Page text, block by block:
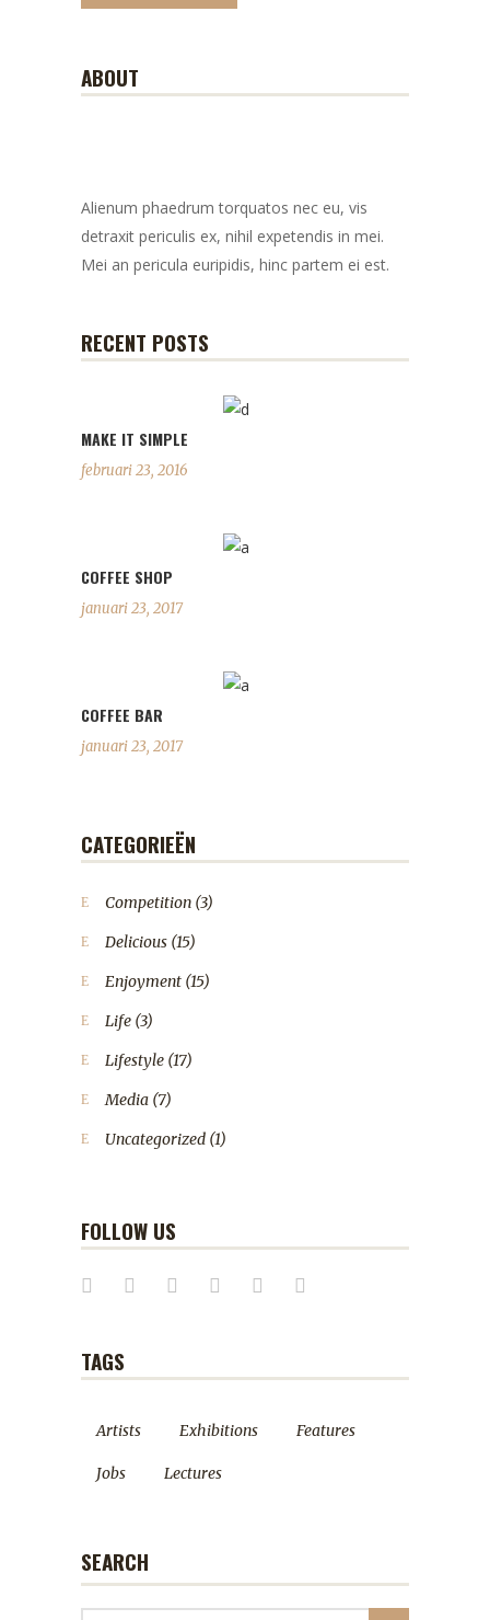
ABOUT
Alienum phaedrum torquatos nec eu, vis
detraxit periculis ex, nihil expetendis in mei.
Mei an pericula euripidis, hinc partem ei est.
RECENT POSTS
MAKE IT SIMPLE
februari 23, 2016
COFFEE SHOP
januari 23, 2017
COFFEE BAR
januari 23, 2017
CATEGORIEËN
Competition (3)
Delicious (15)
Enjoyment (15)
Life (3)
Lifestyle (17)
Media (7)
Uncategorized (1)
FOLLOW US
TAGS
Artists Exhibitions Features
Jobs Lectures
SEARCH